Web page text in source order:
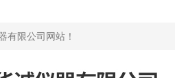
有限公司网站 ！